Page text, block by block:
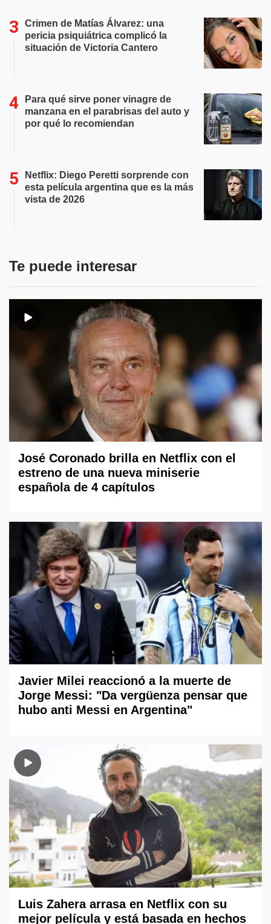
Crimen de Matías Álvarez: una
pericia psiquiátrica complicó la
situación de Victoria Cantero
Para qué sirve poner vinagre de
manzana en el parabrisas del auto y
por qué lo recomiendan
Netflix: Diego Peretti sorprende con
esta película argentina que es la más
vista de 2026
Te puede interesar
José Coronado brilla en Netflix con el
estreno de una nueva miniserie
española de 4 capítulos
Javier Milei reaccionó a la muerte de
Jorge Messi: "Da vergüenza pensar que
hubo anti Messi en Argentina"
Luis Zahera arrasa en Netflix con su
mejor película y está basada en hechos